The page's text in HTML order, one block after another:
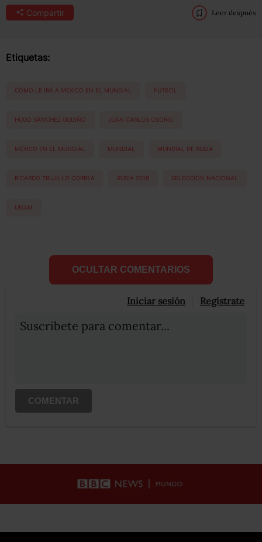
Compartir Leer después
Etiquetas:
CÓMO LE IRÁ A MÉXICO EN EL MUNDIAL FUTBOL
HUGO SÁNCHEZ GUDIÑO JUAN CARLOS OSORIO
MÉXICO EN EL MUNDIAL MUNDIAL MUNDIAL DE RUSIA
RICARDO TRUJILLO CORREA RUSIA 2018 SELECCIÓN NACIONAL
UNAM
OCULTAR COMENTARIOS
Iniciar sesión Registrate
Suscribete para comentar...
COMENTAR